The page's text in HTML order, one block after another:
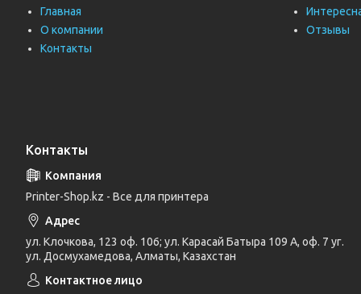
Главная
О компании
Контакты
Отзывы
Контакты
Printer-Shop.kz - Все для принтера
ул. Клочкова, 123 оф. 106; ул. Карасай Батыра 109 А, оф. 7 уг.
ул. Досмухамедова, Алматы, Казахстан